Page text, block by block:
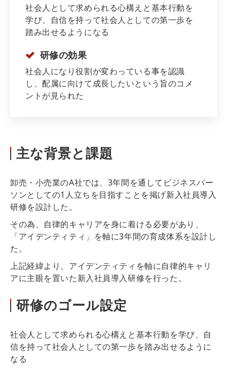
社会人として求められる心構えと基本行動を
学び、自信を持って社会人としての第一歩を
踏み出せるようになる
研修の効果
社会人になり役割が変わっている事を認識
し、配属に向けて成長したいという旨のコメ
ントが見られた
主な背景と課題
卸売・小売業のA社では、3年間を通してビジネスパー
ソンとしての1人立ちを目指すことを掲げ新入社員導入
研修を設計した。
その為、自律的キャリアを身に着ける必要があり、
「アイデンティティ」を軸に3年間の育成体系を設計し
た。
上記経緯より、アイデンティティを軸に自律的キャリ
アに主眼を置いた新入社員導入研修を行った。
研修のゴール設定
社会人として求められる心構えと基本行動を学び、自
信を持って社会人としての第一歩を踏み出せるように
なる